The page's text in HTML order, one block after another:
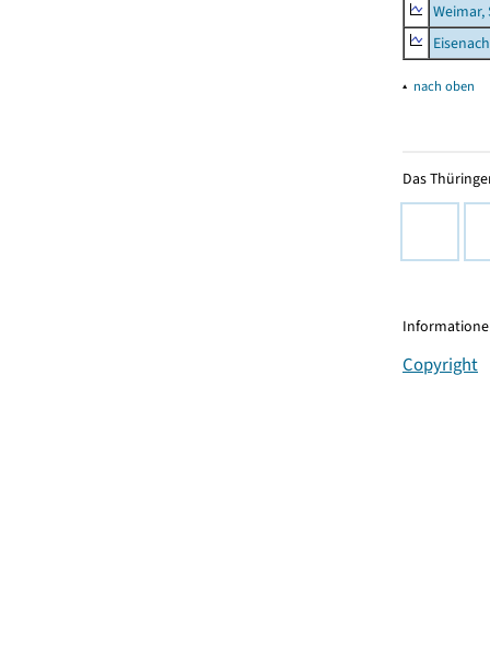
Weimar,
▴ nach oben
Das
Copyright